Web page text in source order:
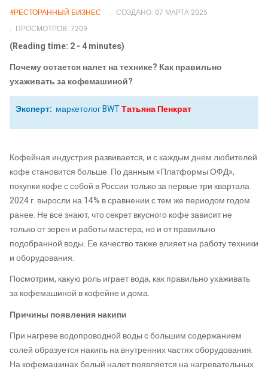
#РЕСТОРАННЫЙ БИЗНЕС
СОЗДАНО: 07 МАРТА 2025
ПРОСМОТРОВ: 7209
(Reading time: 2 - 4 minutes)
Почему остается налет на технике? Как правильно
ухаживать за кофемашиной?
Эксперт: маркетолог BWTТатьяна Пенкрат
Кофейная индустрия развивается, и с каждым днем любителей
кофе становится больше. По данным «Платформы ОФД»,
покупки кофе с собой в России только за первые три квартала
2024 г. выросли на 14% в сравнении с тем же периодом годом
ранее. Не все знают, что секрет вкусного кофе зависит не
только от зерен и работы мастера, но и от правильно
подобранной воды. Ее качество также влияет на работу техники
и оборудования.
Посмотрим, какую роль играет вода, как правильно ухаживать
за кофемашиной в кофейне и дома.
Причины появления накипи
При нагреве водопроводной воды с большим содержанием
солей образуется накипь на внутренних частях оборудования.
На кофемашинах белый налет появляется на нагревательных